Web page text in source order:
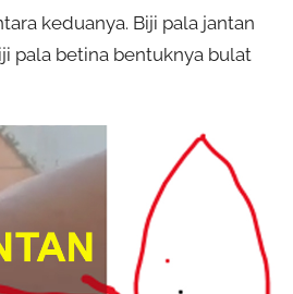
keduanya. Biji pala jantan
pala betina bentuknya bulat